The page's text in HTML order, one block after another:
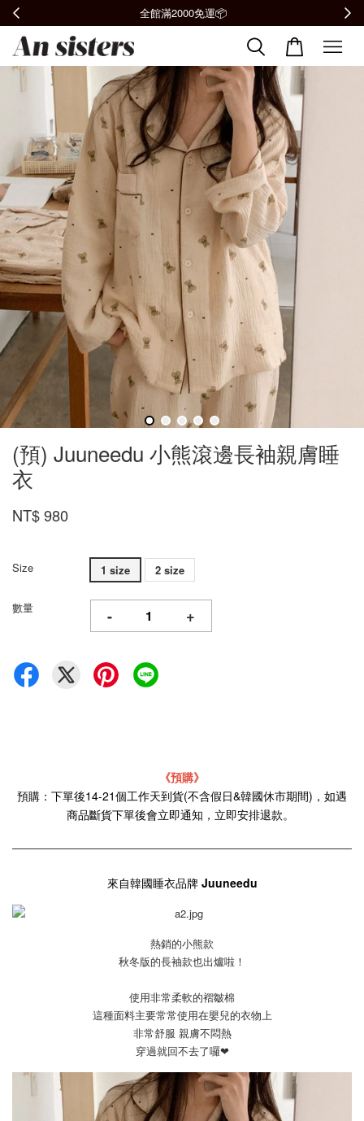
全館滿2000免運📦
(預) Juuneedu 小熊滾邊長袖親膚睡
衣
NT$ 980
Size 1 size 2 size
數量 - +
《預購》
預購：下單後14-21個工作天到貨(不含假日&韓國休市期間)，如遇
商品斷貨下單後會立即通知，立即安排退款。
來自韓國睡衣品牌Juuneedu
熱銷的小熊款
秋冬版的長袖款也出爐啦！
使用非常柔軟的褶皺棉
這種面料主要常常使用在嬰兒的衣物上
非常舒服 親膚不悶熱
穿過就回不去了囉❤